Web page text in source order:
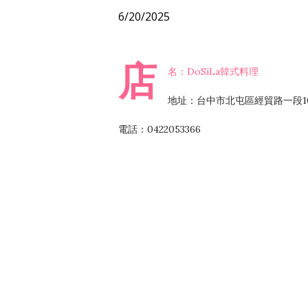
6/20/2025
店 名：DoSiLa韓式料理
地址：台中市北屯區經貿路一段
電話：0422053366